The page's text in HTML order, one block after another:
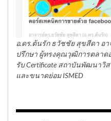
อ.ดร.ต้นรัก ธวัชชัย สุขสีดา อ
ปรึกษา ผู้ทรงคุณวุฒิการตลาด
รับ Certificate สถาบันพัฒนาวิ
และขนาดย่อม ISMED